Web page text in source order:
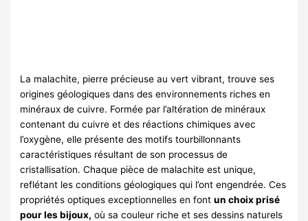
La malachite, pierre précieuse au vert vibrant, trouve ses
origines géologiques dans des environnements riches en
minéraux de cuivre. Formée par l’altération de minéraux
contenant du cuivre et des réactions chimiques avec
l’oxygène, elle présente des motifs tourbillonnants
caractéristiques résultant de son processus de
cristallisation. Chaque pièce de malachite est unique,
reflétant les conditions géologiques qui l’ont engendrée. Ces
propriétés optiques exceptionnelles en fontun choix prisé
pour les bijoux, où sa couleur riche et ses dessins naturels